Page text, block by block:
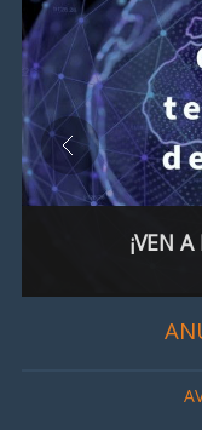
¡VEN